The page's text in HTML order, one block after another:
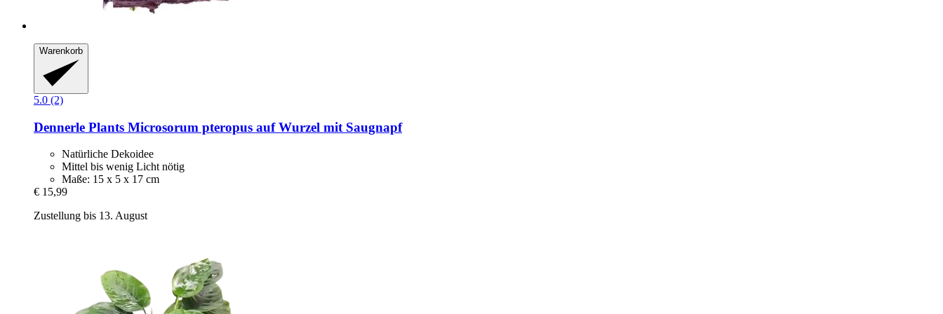
Warenkorb
5.0 (2)
Dennerle Plants Microsorum pteropus auf Wurzel mit Saugnapf
Natürliche Dekoidee
Mittel bis wenig Licht nötig
Maße: 15 x 5 x 17 cm
€ 15,99
Zustellung bis 13. August